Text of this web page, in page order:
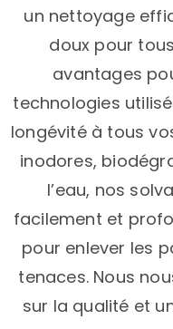
un nettoyage
doux pour
avantages
technologies
longévité à tous
inodores,
l’eau, nos
facilement et
pour enlever les
tenaces. Nous
sur la qualité et